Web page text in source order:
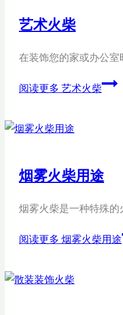
艺术火柴
在装饰您的家或办公
阅读更多 艺术火柴
烟雾火柴用途
烟雾火柴是一种特殊
阅读更多 烟雾火柴用途